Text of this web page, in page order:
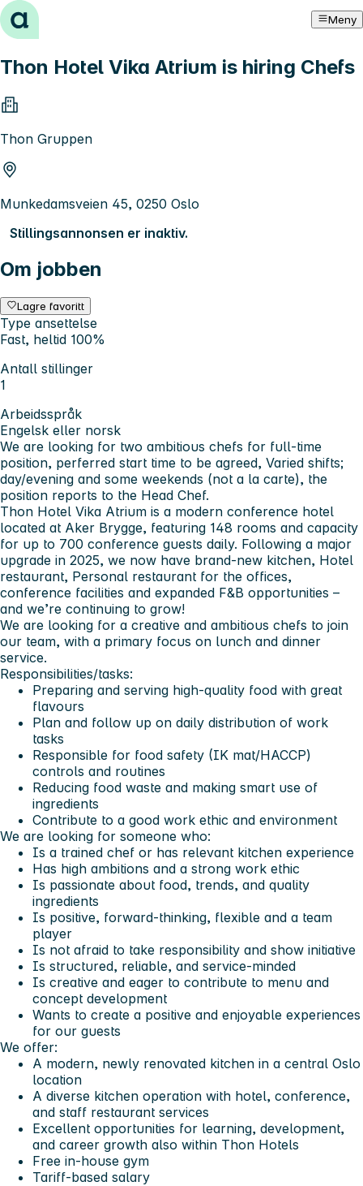
Hopp til innhold Meny
Thon Hotel Vika Atrium is hiring Chefs
Thon Gruppen
Munkedamsveien 45, 0250 Oslo
Stillingsannonsen er inaktiv.
Om jobben
Lagre favoritt
Type ansettelse
Fast, heltid 100%
Antall stillinger
1
Arbeidsspråk
Engelsk eller norsk
We are looking for two ambitious chefs for full-time
position, perferred start time to be agreed, Varied shifts;
day/evening and some weekends (not a la carte), the
position reports to the Head Chef.
Thon Hotel Vika Atrium is a modern conference hotel
located at Aker Brygge, featuring 148 rooms and capacity
for up to 700 conference guests daily. Following a major
upgrade in 2025, we now have brand-new kitchen, Hotel
restaurant, Personal restaurant for the offices,
conference facilities and expanded F&B opportunities –
and we’re continuing to grow!
We are looking for a creative and ambitious chefs to join
our team, with a primary focus on lunch and dinner
service.
Responsibilities/tasks:
Preparing and serving high-quality food with great
flavours
Plan and follow up on daily distribution of work
tasks
Responsible for food safety (IK mat/HACCP)
controls and routines
Reducing food waste and making smart use of
ingredients
Contribute to a good work ethic and environment
We are looking for someone who:
Is a trained chef or has relevant kitchen experience
Has high ambitions and a strong work ethic
Is passionate about food, trends, and quality
ingredients
Is positive, forward-thinking, flexible and a team
player
Is not afraid to take responsibility and show initiative
Is structured, reliable, and service-minded
Is creative and eager to contribute to menu and
concept development
Wants to create a positive and enjoyable experiences
for our guests
We offer:
A modern, newly renovated kitchen in a central Oslo
location
A diverse kitchen operation with hotel, conference,
and staff restaurant services
Excellent opportunities for learning, development,
and career growth also within Thon Hotels
Free in-house gym
Tariff-based salary